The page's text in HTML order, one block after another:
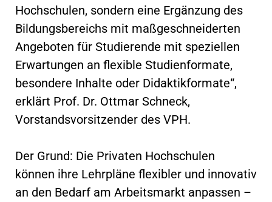
Hochschulen, sondern eine Ergänzung des
Bildungsbereichs mit maßgeschneiderten
Angeboten für Studierende mit speziellen
Erwartungen an flexible Studienformate,
besondere Inhalte oder Didaktikformate“,
erklärt Prof. Dr. Ottmar Schneck,
Vorstandsvorsitzender des VPH.
Der Grund: Die Privaten Hochschulen
können ihre Lehrpläne flexibler und innovativ
an den Bedarf am Arbeitsmarkt anpassen –